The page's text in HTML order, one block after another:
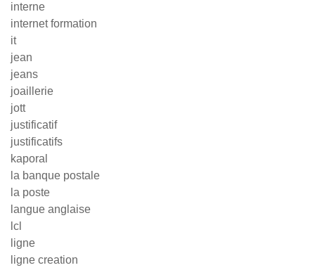
interne
internet formation
it
jean
jeans
joaillerie
jott
justificatif
justificatifs
kaporal
la banque postale
la poste
langue anglaise
lcl
ligne
ligne creation